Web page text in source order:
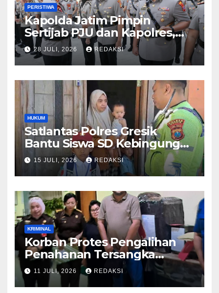
PERISTIWA
Kapolda Jatim Pimpin
Sertijab PJU dan Kapolres,
Perkuat Regenerasi
Kepemimpinan dan
Pelayanan Presisi
28 JULI, 2026 REDAKSI
HUKUM
Satlantas Polres Gresik
Bantu Siswa SD Kebingungan
Saat Pulang Sekolah,
Langsung Diantar ke Rumah
Orang Tua Lega
15 JULI, 2026 REDAKSI
KRIMINAL
Korban Protes Pengalihan
Penahanan Tersangka
Pemalsuan Merek Skincare,
Kasi Penkum Kejati Jatim:
11 JULI, 2026 REDAKSI